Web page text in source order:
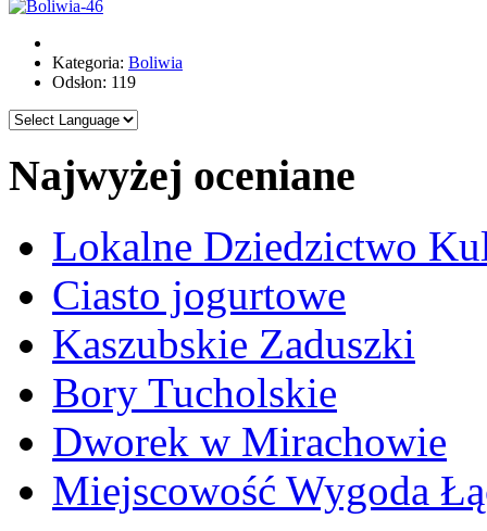
Kategoria: Boliwia
Odsłon: 119
Najwyżej oceniane
Lokalne Dziedzictwo
Ciasto jogurtowe
Kaszubskie Zaduszki
Bory Tucholskie
Dworek w Mirachowie
Miejscowość Wygoda